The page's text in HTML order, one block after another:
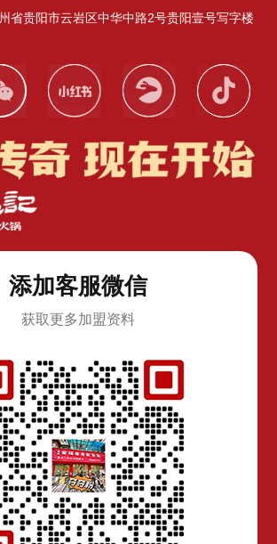
省贵阳市云岩区中华中路2号贵阳壹号写字楼
添加客服微信
获取更多加盟资料